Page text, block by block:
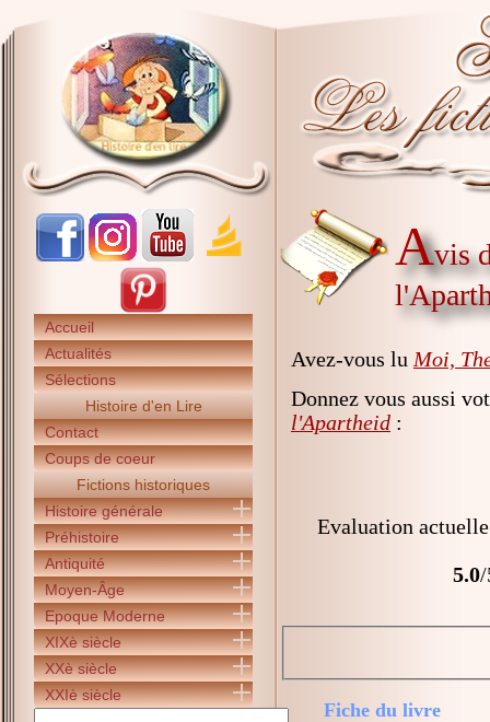
Accueil
Actualités
Sélections
Histoire d'en Lire
Contact
Coups de coeur
Fictions historiques
Histoire générale
Préhistoire
Antiquité
Moyen-Âge
Epoque Moderne
XIXè siècle
XXè siècle
XXIè siècle
Avis
Avez-vous lu Moi,
Donnez vous aussi
l'Apartheid :
Evaluation
5.0/
Fiche du livre